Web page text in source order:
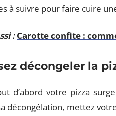
à suivre pour faire cuire
: Carotte confite :
décongeler la
d’abord votre pizza
décongélation, mettez